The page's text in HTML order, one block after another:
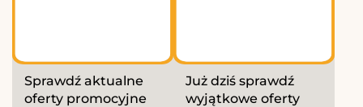
Sprawdź aktualne
oferty promocyjne
Już dziś sprawdź
wyjątkowe oferty